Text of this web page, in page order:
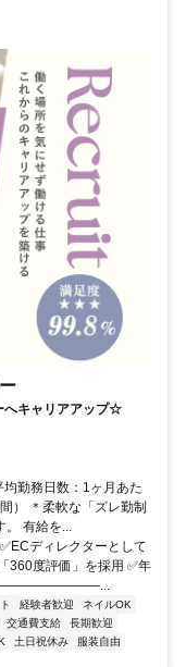
へキャリアアップ☆
勤務日数：1ヶ月あた
） ＊柔軟な「ズレ勤制
。 有給を...
ディレクターとして
360度評価」を採用 ✅年
経験者歓迎
ネイルOK
交通費支給
長期歓迎
土日祝休み
服装自由